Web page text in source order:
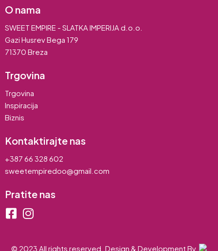
O nama
SWEET EMPIRE - SLATKA IMPERIJA d.o.o.
Gazi Husrev Bega 179
71370 Breza
Trgovina
Trgovina
Inspiracija
Biznis
Kontaktirajte nas
+387 66 328 602
sweetempiredoo@gmail.com
Pratite nas
© 2023 All rights reserved. Design & Development By